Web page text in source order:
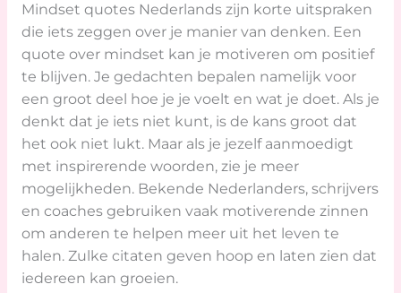
Mindset quotes Nederlands zijn korte uitspraken
die iets zeggen over je manier van denken. Een
quote over mindset kan je motiveren om positief
te blijven. Je gedachten bepalen namelijk voor
een groot deel hoe je je voelt en wat je doet. Als je
denkt dat je iets niet kunt, is de kans groot dat
het ook niet lukt. Maar als je jezelf aanmoedigt
met inspirerende woorden, zie je meer
mogelijkheden. Bekende Nederlanders, schrijvers
en coaches gebruiken vaak motiverende zinnen
om anderen te helpen meer uit het leven te
halen. Zulke citaten geven hoop en laten zien dat
iedereen kan groeien.